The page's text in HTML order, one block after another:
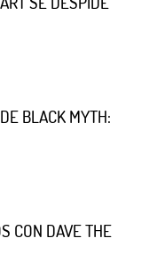
BLACK MYTH:
CON DAVE THE